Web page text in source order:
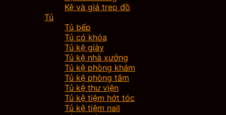
Kệ và giá treo đồ
Tủ
Tủ bếp
Tủ có khóa
Tủ kệ giày
Tủ kệ nhà xưởng
Tủ kệ phòng khám
Tủ kệ phòng tắm
Tủ kệ thư viện
Tủ kệ tiệm hớt tóc
Tủ kệ tiệm nail